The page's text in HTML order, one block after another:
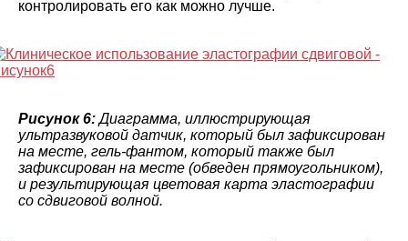
контролировать его как можно лучше.
Рисунок 6:Диаграмма, иллюстрирующая
ультразвуковой датчик, который был зафиксирован
на месте, гель-фантом, который также был
зафиксирован на месте (обведен прямоугольником),
и результирующая цветовая карта эластографии
со сдвиговой волной.